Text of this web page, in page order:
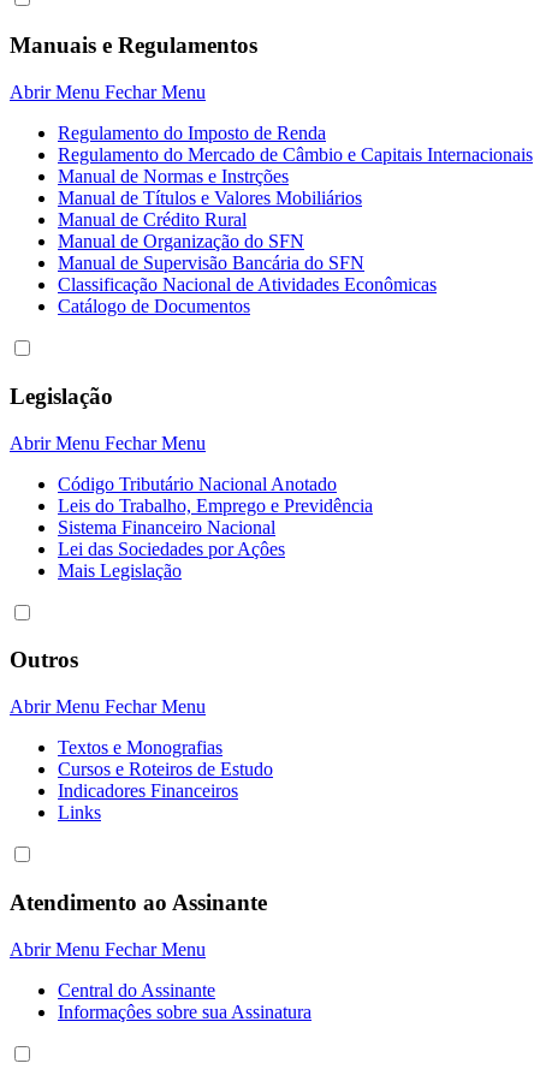
Manuais e Regulamentos
Abrir Menu Fechar Menu
Regulamento do Imposto de Renda
Regulamento do Mercado de Câmbio e Capitais Internacionais
Manual de Normas e Instrções
Manual de Títulos e Valores Mobiliários
Manual de Crédito Rural
Manual de Organização do SFN
Manual de Supervisão Bancária do SFN
Classificação Nacional de Atividades Econômicas
Catálogo de Documentos
Legislação
Abrir Menu Fechar Menu
Código Tributário Nacional Anotado
Leis do Trabalho, Emprego e Previdência
Sistema Financeiro Nacional
Lei das Sociedades por Açôes
Mais Legislação
Outros
Abrir Menu Fechar Menu
Textos e Monografias
Cursos e Roteiros de Estudo
Indicadores Financeiros
Links
Atendimento ao Assinante
Abrir Menu Fechar Menu
Central do Assinante
Informaçôes sobre sua Assinatura